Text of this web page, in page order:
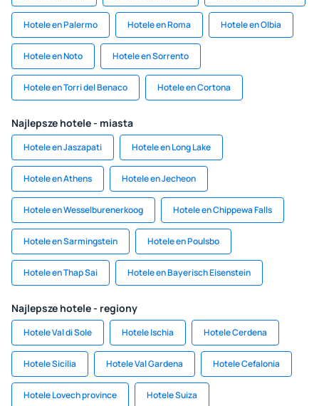
Hotele en Palermo Hotele en Roma Hotele en Olbia
Hotele en Noto Hotele en Sorrento
Hotele en Torri del Benaco Hotele en Cortona
Najlepsze hotele - miasta
Hotele en Jaszapati Hotele en Long Lake
Hotele en Athens Hotele en Jecheon
Hotele en Wesselburenerkoog Hotele en Chippewa Falls
Hotele en Sarmingstein Hotele en Poulsbo
Hotele en Thap Sai Hotele en Bayerisch Eisenstein
Najlepsze hotele - regiony
Hotele Val di Sole Hotele Ischia Hotele Cerdena
Hotele Sicilia Hotele Val Gardena Hotele Cefalonia
Hotele Lovech province Hotele Suiza